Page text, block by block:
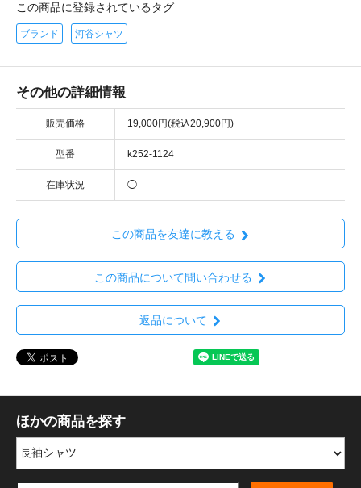
この商品に登録されているタグ
ブランド 河谷シャツ
その他の詳細情報
販売価格 19,000円(税込20,900円)
型番 k252-1124
在庫状況 ◯
この商品を友達に教える
この商品について問い合わせる
返品について
ほかの商品を探す